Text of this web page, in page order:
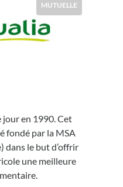
MUTUELLE
en 1990. Cet
fondé par la MSA
dans le but d’offrir
une meilleure